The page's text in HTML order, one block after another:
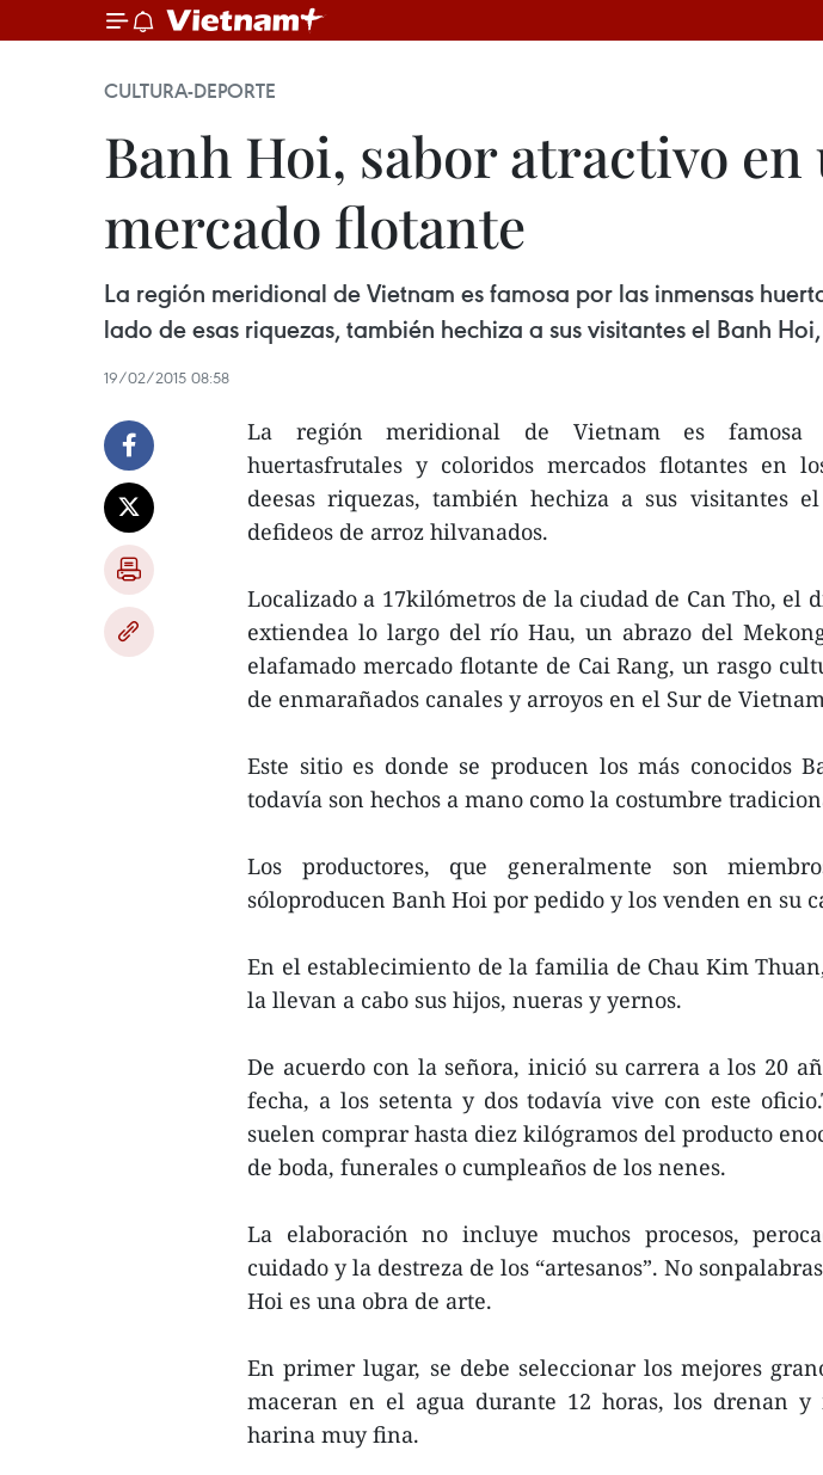
CULTURA-DEPORTE
Banh Hoi, sabor atractivo
mercado flotante
La región meridional de Vietnam es famosa por las inmensas
lado de esas riquezas, también hechiza a sus visitantes el Banh
19/02/2015 08:58
La región meridional de Vietnam es famosa
huertasfrutales y coloridos mercados flotantes en
deesas riquezas, también hechiza a sus visitantes
defideos de arroz hilvanados.
Localizado a 17kilómetros de la ciudad de Can Tho, el
extiendea lo largo del río Hau, un abrazo del
elafamado mercado flotante de Cai Rang, un rasgo
de enmarañados canales y arroyos en el Sur de
Este sitio es donde se producen los más conocidos
todavía son hechos a mano como la costumbre
Los productores, que generalmente son
sóloproducen Banh Hoi por pedido y los venden en su
En el establecimiento de la familia de Chau Kim
la llevan a cabo sus hijos, nueras y yernos.
De acuerdo con la señora, inició su carrera a los 20
fecha, a los setenta y dos todavía vive con este
suelen comprar hasta diez kilógramos del producto
de boda, funerales o cumpleaños de los nenes.
La elaboración no incluye muchos procesos,
cuidado y la destreza de los “artesanos”. No
Hoi es una obra de arte.
En primer lugar, se debe seleccionar los mejores
maceran en el agua durante 12 horas, los drenan y
harina muy fina.